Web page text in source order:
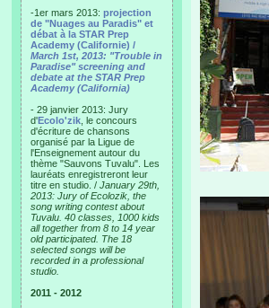
-1er mars 2013: projection
de "Nuages au Paradis" et
débat à la STAR Prep
Academy (Californie) /
March 1st, 2013: "Trouble in
Paradise" screening and
debate at the STAR Prep
Academy (California)
- 29 janvier 2013: Jury
d'Ecolo'zik , le concours
d'écriture de chansons
organisé par la Ligue de
l'Enseignement autour du
thème "Sauvons Tuvalu". Les
lauréats enregistreront leur
titre en studio. / January 29th,
2013: Jury of Ecolozik, the
song writing contest about
Tuvalu. 40 classes, 1000 kids
all together from 8 to 14 year
old participated. The 18
selected songs will be
recorded in a professional
studio.
2011 - 2012